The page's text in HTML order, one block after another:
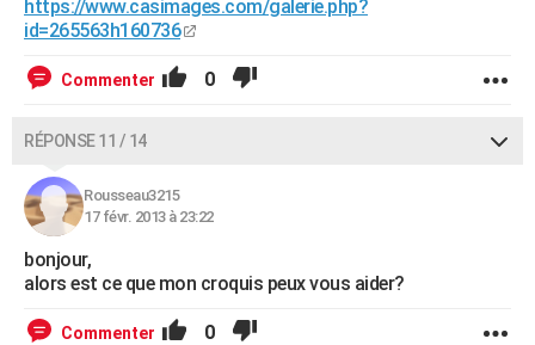
https://www.casimages.com/galerie.php?
id=265563h160736
Commenter 0
RÉPONSE 11 / 14
Rousseau3215
17 févr. 2013 à 23:22
bonjour,
alors est ce que mon croquis peux vous aider?
Commenter 0